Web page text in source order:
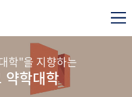
학"을 지향하는
약학대학